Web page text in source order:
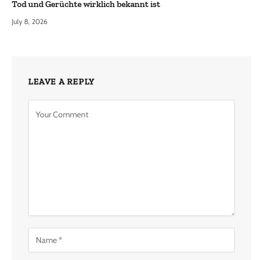
Tod und Gerüchte wirklich bekannt ist
July 8, 2026
LEAVE A REPLY